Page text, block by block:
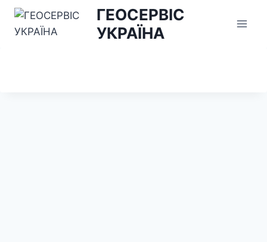
Перейти
вмісту
ГЕОСЕРВІС
УКРАЇНА